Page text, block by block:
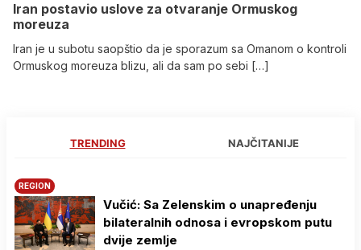
Iran postavio uslove za otvaranje Ormuskog
moreuza
Iran je u subotu saopštio da je sporazum sa Omanom o kontroli
Ormuskog moreuza blizu, ali da sam po sebi […]
TRENDING NAJČITANIJE
REGION
Vučić: Sa Zelenskim o unapređenju
bilateralnih odnosa i evropskom putu
dvije zemlje